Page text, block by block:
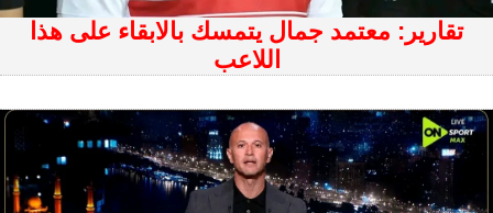
تقارير: معتمد جمال يتمسك بالابقاء على هذا
اللاعب